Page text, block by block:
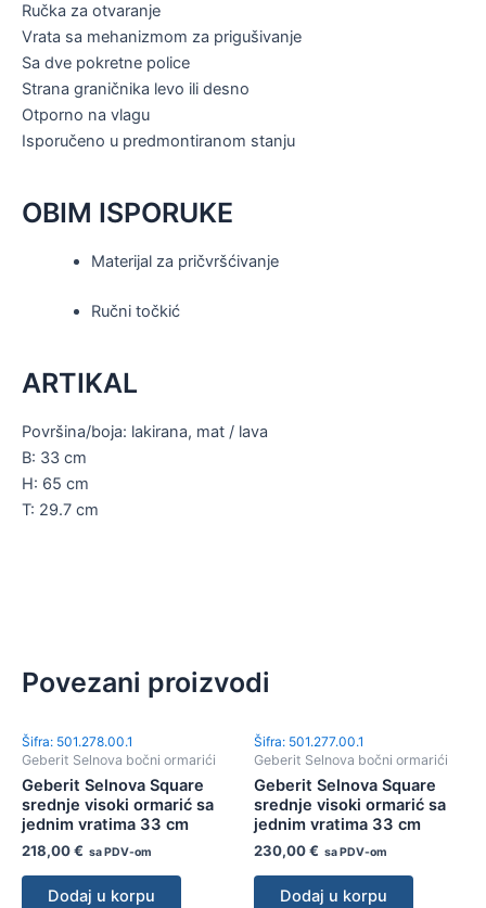
Ručka za otvaranje
Vrata sa mehanizmom za prigušivanje
Sa dve pokretne police
Strana graničnika levo ili desno
Otporno na vlagu
Isporučeno u predmontiranom stanju
OBIM ISPORUKE
Materijal za pričvršćivanje
Ručni točkić
ARTIKAL
Površina/boja: lakirana, mat / lava
B: 33 cm
H: 65 cm
T: 29.7 cm
Povezani proizvodi
Šifra: 501.278.00.1
Geberit Selnova bočni ormarići
Geberit Selnova Square
srednje visoki ormarić sa
jednim vratima 33 cm
218,00€ sa PDV-om
Dodaj u korpu
Šifra: 501.277.00.1
Geberit Selnova bočni ormarići
Geberit Selnova Square
srednje visoki ormarić sa
jednim vratima 33 cm
230,00€ sa PDV-om
Dodaj u korpu